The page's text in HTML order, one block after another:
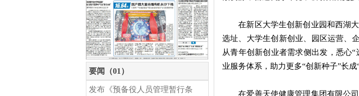
要闻（01）
发布《预备役人员管理暂行条
在新区大学生创新创业园和西湖大
选址、大学生创新创业、园区运营、
从青年创新创业者需求侧出发，悉心“
业服务体系，助力更多“创新种子”长成
在爱善天使健康管理集团有限公司